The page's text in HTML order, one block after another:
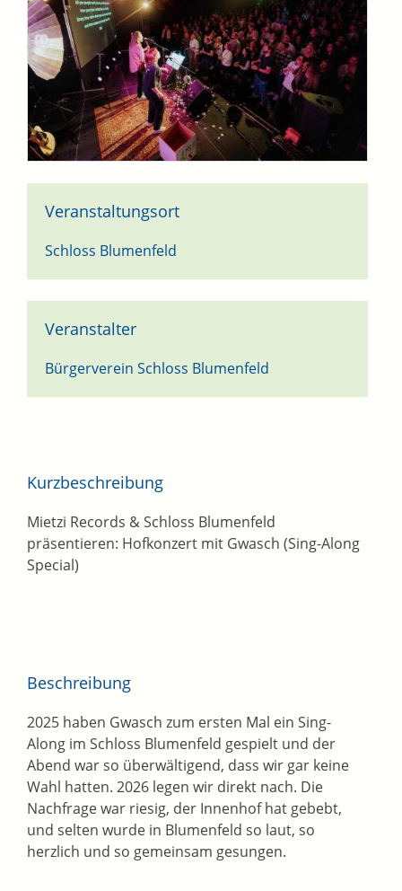
Kurzbeschreibung
Mietzi Records & Schloss Blumenfeld
präsentieren: Hofkonzert mit Gwasch (Sing-Along
Special)
Beschreibung
2025 haben Gwasch zum ersten Mal ein Sing-
Along im Schloss Blumenfeld gespielt und der
Abend war so überwältigend, dass wir gar keine
Wahl hatten. 2026 legen wir direkt nach. Die
Nachfrage war riesig, der Innenhof hat gebebt,
und selten wurde in Blumenfeld so laut, so
herzlich und so gemeinsam gesungen.
Veranstaltungsort
Schloss Blumenfeld
Veranstalter
Bürgerverein Schloss Blumenfeld